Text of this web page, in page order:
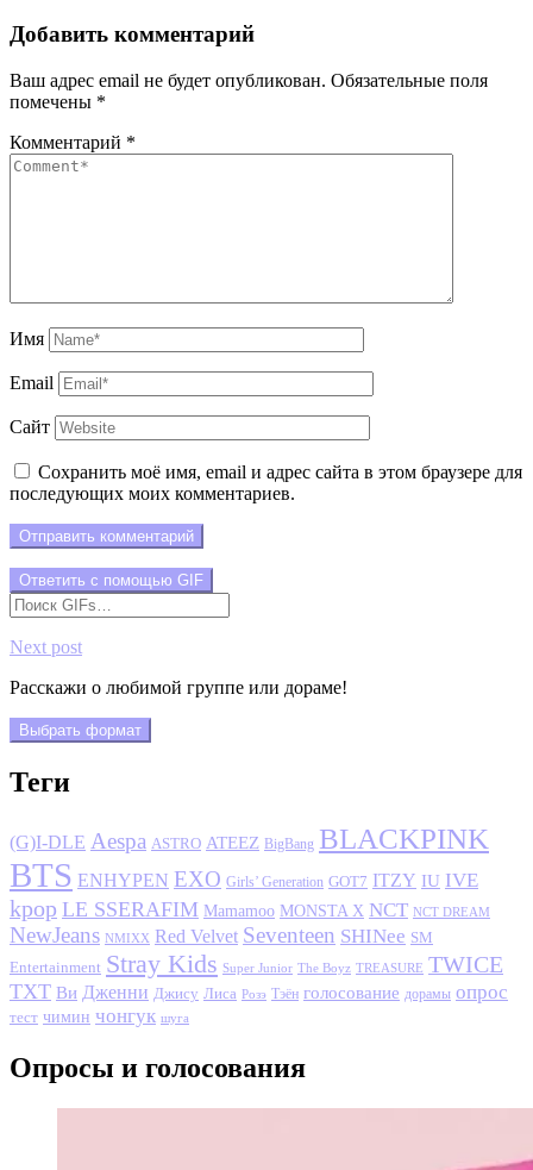
Добавить комментарий
Ваш адрес email не будет опубликован. Обязательные поля
помечены *
Комментарий *
Имя
Email
Сайт
Сохранить моё имя, email и адрес сайта в этом браузере для
последующих моих комментариев.
Отправить комментарий
Ответить с помощью GIF
Next post
Расскажи о любимой группе или дораме!
Выбрать формат
Теги
(G)I-DLE Aespa ASTRO ATEEZ BigBang BLACKPINK
BTS ENHYPEN EXO Girls’ Generation GOT7 ITZY IU IVE
kpop LE SSERAFIM Mamamoo MONSTA X NCT NCT DREAM
NewJeans NMIXX Red Velvet Seventeen SHINee SM
Entertainment Stray Kids Super Junior The Boyz TREASURE TWICE
TXT Ви Дженни Джису Лиса Розэ Тэён голосование дорамы опрос
тест чимин чонгук шуга
Опросы и голосования